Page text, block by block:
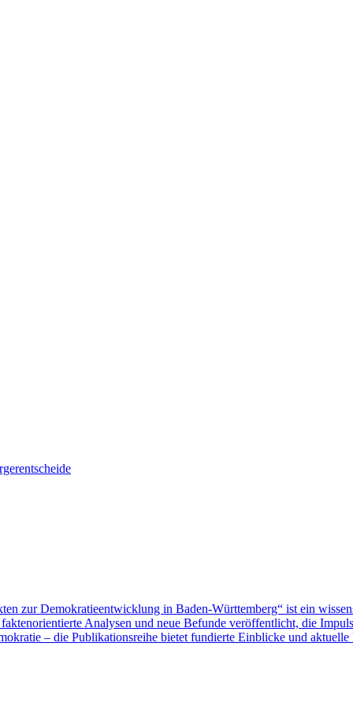
zur Demokratieentwicklung in Baden-Württemberg“ ist ein
Analysen und neue Befunde veröffentlicht, die
– die Publikationsreihe bietet fundierte Einblicke und aktuelle